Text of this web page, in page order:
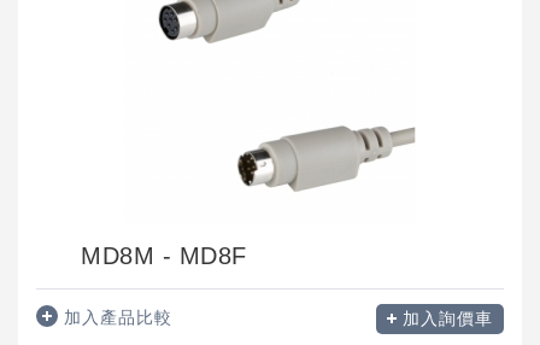
MD8M - MD8F
加入產品比較 加入詢價車